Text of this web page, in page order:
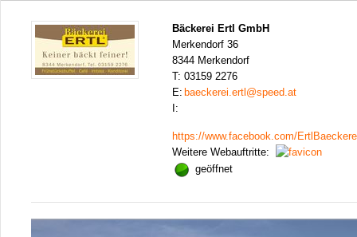
Bäckerei Ertl GmbH
Merkendorf 36
8344 Merkendorf
T: 03159 2276
E: baeckerei.ertl@speed.at
I:
https://www.facebook.com/
Weitere Webauftritte:
geöffnet